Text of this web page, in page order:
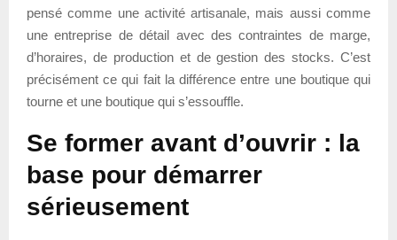
pensé comme une activité artisanale, mais aussi comme
une entreprise de détail avec des contraintes de marge,
d’horaires, de production et de gestion des stocks. C’est
précisément ce qui fait la différence entre une boutique qui
tourne et une boutique qui s’essouffle.
Se former avant d’ouvrir : la
base pour démarrer
sérieusement